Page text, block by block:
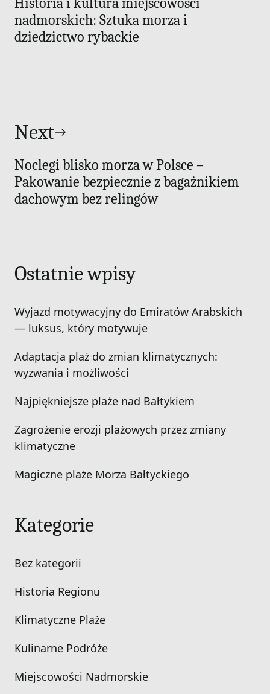
nadmorskich: Sztuka morza i
dziedzictwo rybackie
Next
Noclegi blisko morza w Polsce –
Pakowanie bezpiecznie z bagażnikiem
dachowym bez relingów
Ostatnie wpisy
Wyjazd motywacyjny do Emiratów Arabskich
— luksus, który motywuje
Adaptacja plaż do zmian klimatycznych:
wyzwania i możliwości
Najpiękniejsze plaże nad Bałtykiem
Zagrożenie erozji plażowych przez zmiany
klimatyczne
Magiczne plaże Morza Bałtyckiego
Kategorie
Bez kategorii
Historia Regionu
Klimatyczne Plaże
Kulinarne Podróże
Miejscowości Nadmorskie